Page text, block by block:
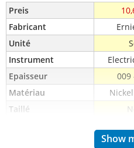
Preis
Fabricant
Unité
Instrument
Epaisseur
009
Matériau
Taillé
Show